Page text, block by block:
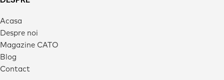
Acasa
Despre noi
Magazine CATO
Blog
Contact